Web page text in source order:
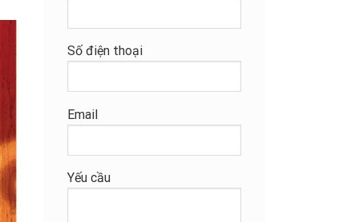
Số điện thoại
Email
Yếu cầu